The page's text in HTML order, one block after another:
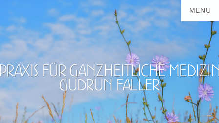
für ganzheitliche
Gudrun Faller